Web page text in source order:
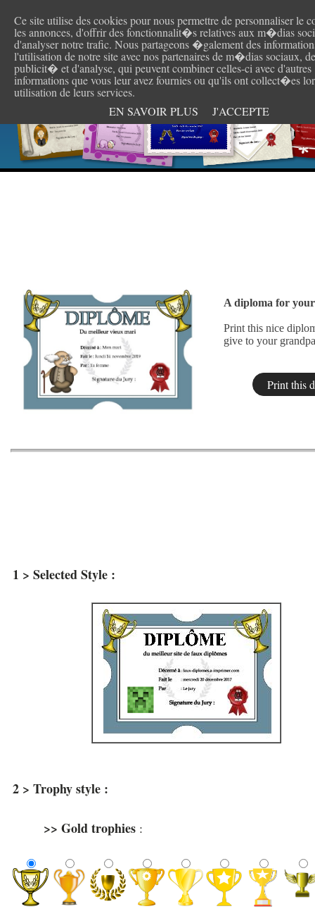
Create
A diploma for
Print this nice
give to your
1 > Selected Style :
2 > Trophy style :
>> Gold trophies :
Ce site utilise des cookies pour nous permettre de personnaliser le
les annonces, d'offrir des fonctionnalit�s relatives aux m�dias
d'analyser notre trafic. Nous partageons �galement des
l'utilisation de notre site avec nos partenaires de m�dias sociaux, de
publicit� et d'analyse, qui peuvent combiner celles-ci avec d'autres
informations que vous leur avez fournies ou qu'ils ont collect�es
utilisation de leurs services.
EN SAVOIR PLUS
J'ACCEPTE